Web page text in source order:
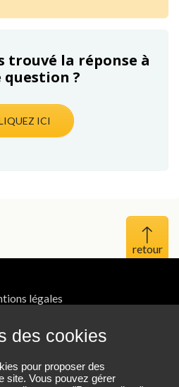
des cookies
pour proposer des
site. Vous pouvez gérer
trouvé la réponse à
?
ICI
Haut
légales
du site